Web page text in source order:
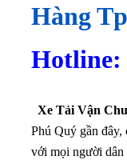
Hàng
Hotline:
Xe Tải Vận
Phú Quý gần đây,
với mọi người dân